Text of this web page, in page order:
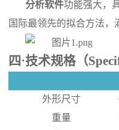
分析软件功能强大，
国际最领先的拟合方法，
四 ·技术规格（
外形尺寸
重量